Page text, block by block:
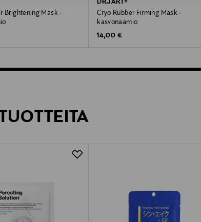
Brightening Mask -
DR.JART+
Cryo Rubber Firming Mask -
kasvonaamio
Original Price
14,00 €